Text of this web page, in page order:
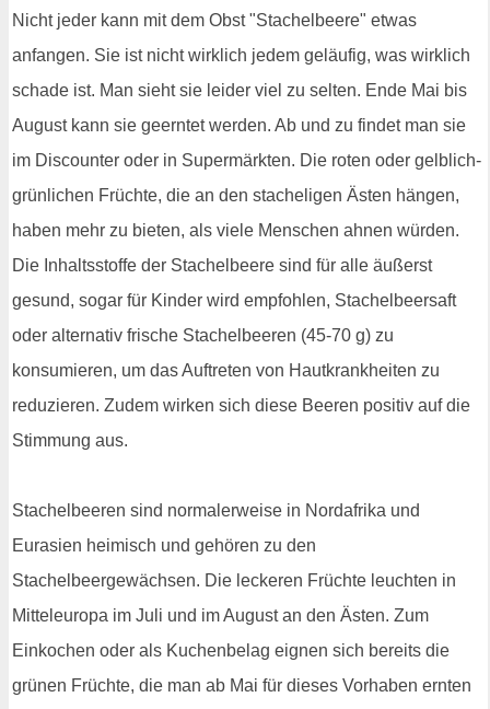
Nicht jeder kann mit dem Obst "Stachelbeere" etwas
anfangen. Sie ist nicht wirklich jedem geläufig, was wirklich
schade ist. Man sieht sie leider viel zu selten. Ende Mai bis
August kann sie geerntet werden. Ab und zu findet man sie
im Discounter oder in Supermärkten. Die roten oder gelblich-
grünlichen Früchte, die an den stacheligen Ästen hängen,
haben mehr zu bieten, als viele Menschen ahnen würden.
Die Inhaltsstoffe der Stachelbeere sind für alle äußerst
gesund, sogar für Kinder wird empfohlen, Stachelbeersaft
oder alternativ frische Stachelbeeren (45-70 g) zu
konsumieren, um das Auftreten von Hautkrankheiten zu
reduzieren. Zudem wirken sich diese Beeren positiv auf die
Stimmung aus.
Stachelbeeren sind normalerweise in Nordafrika und
Eurasien heimisch und gehören zu den
Stachelbeergewächsen. Die leckeren Früchte leuchten in
Mitteleuropa im Juli und im August an den Ästen. Zum
Einkochen oder als Kuchenbelag eignen sich bereits die
grünen Früchte, die man ab Mai für dieses Vorhaben ernten